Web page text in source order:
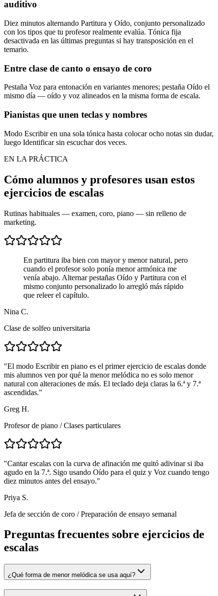
auditivo
Diez minutos alternando Partitura y Oído, conjunto personalizado
con los tipos que tu profesor realmente evalúa. Tónica fija
desactivada en las últimas preguntas si hay transposición en el
temario.
Entre clase de canto o ensayo de coro
Pestaña Voz para entonación en variantes menores; pestaña Oído el
mismo día — oído y voz alineados en la misma forma de escala.
Pianistas que unen teclas y nombres
Modo Escribir en una sola tónica hasta colocar ocho notas sin dudar,
luego Identificar sin escuchar dos veces.
EN LA PRÁCTICA
Cómo alumnos y profesores usan estos
ejercicios de escalas
Rutinas habituales — examen, coro, piano — sin relleno de
marketing.
En partitura iba bien con mayor y menor natural, pero
cuando el profesor solo ponía menor armónica me
venía abajo. Alternar pestañas Oído y Partitura con el
mismo conjunto personalizado lo arregló más rápido
que releer el capítulo.
Nina C.
Clase de solfeo universitaria
"El modo Escribir en piano es el primer ejercicio de escalas donde
mis alumnos ven por qué la menor melódica no es solo menor
natural con alteraciones de más. El teclado deja claras la 6.ª y 7.ª
ascendidas."
Greg H.
Profesor de piano /Clases particulares
"Cantar escalas con la curva de afinación me quitó adivinar si iba
agudo en la 7.ª. Sigo usando Oído para el quiz y Voz cuando tengo
diez minutos antes del ensayo."
Priya S.
Jefa de sección de coro /Preparación de ensayo semanal
Preguntas frecuentes sobre ejercicios de
escalas
¿Qué forma de menor melódica se usa aquí?